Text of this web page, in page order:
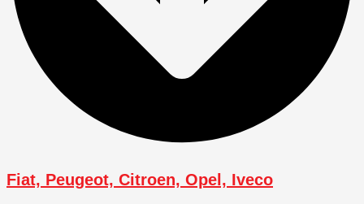
Fiat, Peugeot, Citroen, Opel, Iveco